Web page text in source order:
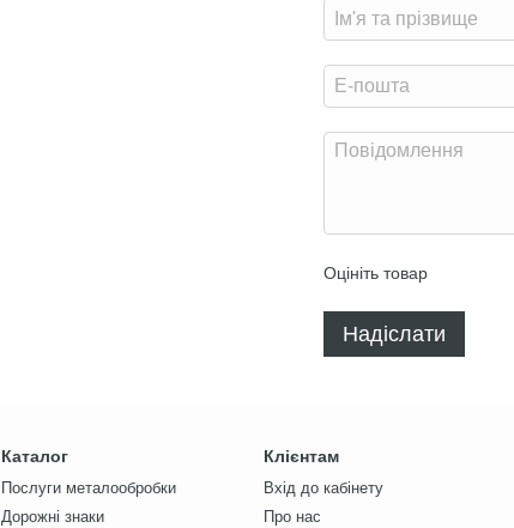
Оцініть товар
Надіслати
Каталог
Послуги металообробки
Дорожні знаки
Клієнтам
Вхід до кабінету
Про нас